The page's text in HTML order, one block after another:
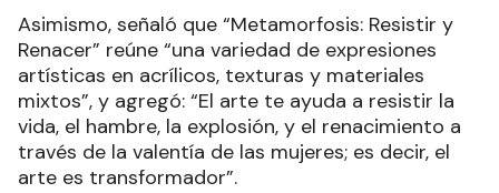
Asimismo, señaló que “Metamorfosis: Resistir y
Renacer” reúne “una variedad de expresiones
artísticas en acrílicos, texturas y materiales
mixtos”, y agregó: “El arte te ayuda a resistir la
vida, el hambre, la explosión, y el renacimiento a
través de la valentía de las mujeres; es decir, el
arte es transformador”.